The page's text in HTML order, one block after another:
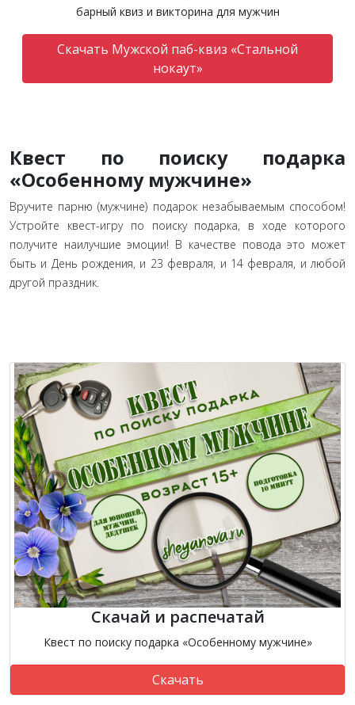
барный квиз и викторина для мужчин
Скачать Мужской паб-квиз «Стальной
нокаут»
Квест по поиску подарка
«Особенному мужчине»
Вручите парню (мужчине) подарок незабываемым способом!
Устройте квест-игру по поиску подарка, в ходе которого
получите наилучшие эмоции! В качестве повода это может
быть и День рождения, и 23 февраля, и 14 февраля, и любой
другой праздник.
Скачай и распечатай
Квест по поиску подарка «Особенному мужчине»
Скачать